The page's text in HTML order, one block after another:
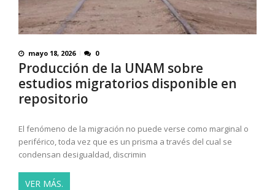
mayo 18, 2026 0
Producción de la UNAM sobre
estudios migratorios disponible en
repositorio
El fenómeno de la migración no puede verse como marginal o
periférico, toda vez que es un prisma a través del cual se
condensan desigualdad, discrimin
VER MÁS.